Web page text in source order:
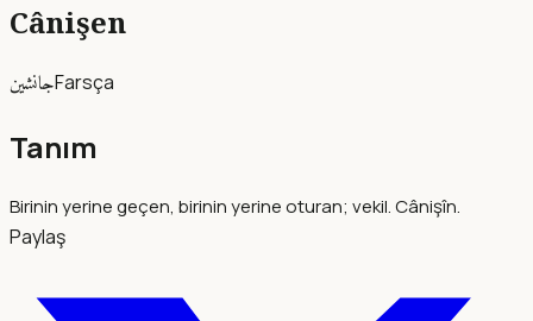
Cânişen
جانشينFarsça
Tanım
Birinin yerine geçen, birinin yerine oturan; vekil. Cânişîn.
Paylaş